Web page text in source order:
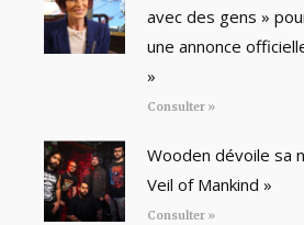
avec des gens »
une annonce
»
Consulter »
Wooden dévoile sa
Veil of Mankind »
Consulter »